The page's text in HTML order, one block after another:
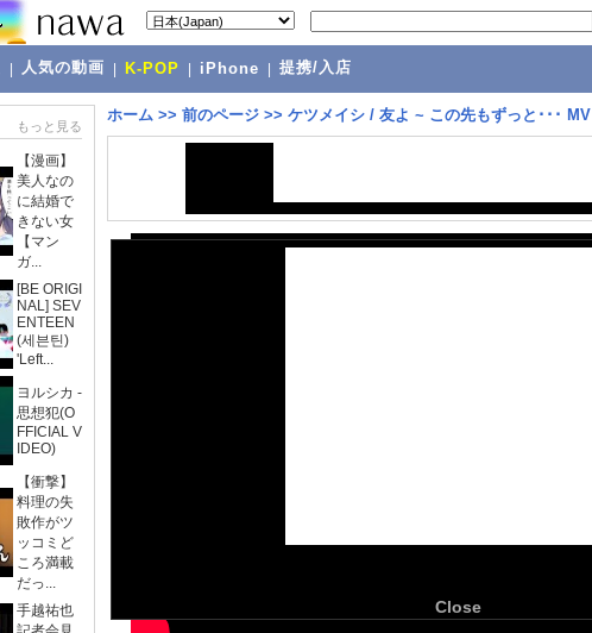
人気の動画 K-POP iPhone 提携/入店
もっと見る
【漫画】
美人なの
に結婚で
きない女
【マン
ガ...
[BE ORIGI
NAL] SEV
ENTEEN
(세븐틴)
'Left...
ヨルシカ -
思想犯(O
FFICIAL V
IDEO)
【衝撃】
料理の失
敗作がツ
ッコミど
ころ満載
だっ...
手越祐也
ホーム >> 前のページ >> ケツメイシ / 友よ ~ この先もずっと･･･ MV
Close